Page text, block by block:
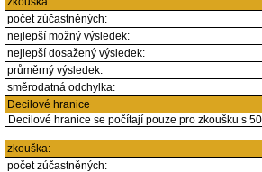
počet zúčastněných:
nejlepší možný výsledek:
nejlepší dosažený výsledek:
průměrný výsledek:
směrodatná odchylka:
Decilové hranice
Decilové hranice se počítají pouze pro zkoušku s
zkouška:
počet zúčastněných: